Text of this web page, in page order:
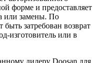
форме и предоставляет
или замены. По
затребован возврат
изготовитель или в
дилеру Doosan для